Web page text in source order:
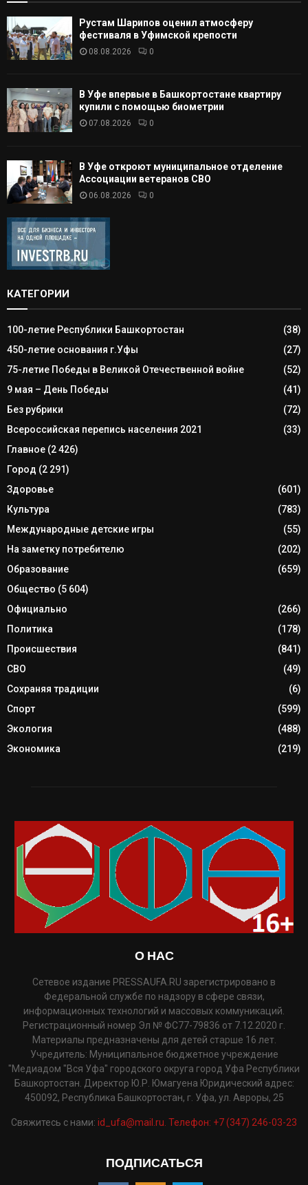
Рустам Шарипов оценил атмосферу
фестиваля в Уфимской крепости
08.08.2026 0
В Уфе впервые в Башкортостане квартиру
купили с помощью биометрии
07.08.2026 0
В Уфе откроют муниципальное отделение
Ассоциации ветеранов СВО
06.08.2026 0
КАТЕГОРИИ
100-летие Республики Башкортостан
(38)
450-летие основания г.Уфы
(27)
75-летие Победы в Великой Отечественной войне
(52)
9 мая – День Победы
(41)
Без рубрики
(72)
Всероссийская перепись населения 2021
(33)
Главное (2 426)
Город (2 291)
Здоровье
(601)
Культура
(783)
Международные детские игры
(55)
На заметку потребителю
(202)
Образование
(659)
Общество (5 604)
Официально
(266)
Политика
(178)
Происшествия
(841)
СВО
(49)
Сохраняя традиции
(6)
Спорт
(599)
Экология
(488)
Экономика
(219)
О НАС
Сетевое издание PRESSAUFA.RU зарегистрировано в
Федеральной службе по надзору в сфере связи,
информационных технологий и массовых коммуникаций.
Регистрационный номер Эл № ФС77-79836 от 7.12.2020 г.
Материалы предназначены для детей старше 16 лет.
Учредитель: Муниципальное бюджетное учреждение
"Медиадом "Вся Уфа" городского округа город Уфа Республики
Башкортостан. Директор Ю.Р. Юмагуена Юридический адрес:
450092, Республика Башкортостан, г. Уфа, ул. Авроры, 25
Свяжитесь с нами: id_ufa@mail.ru. Телефон: +7 (347) 246-03-23
ПОДПИСАТЬСЯ